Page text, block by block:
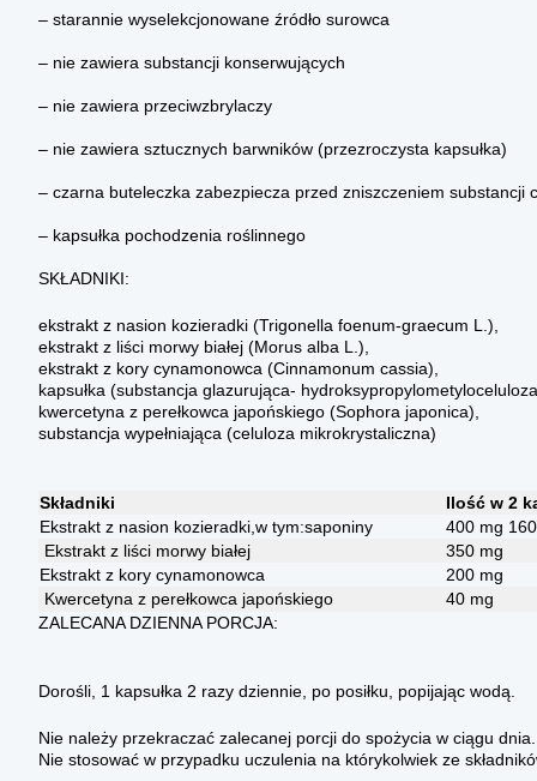
– starannie wyselekcjonowane źródło surowca
– nie zawiera substancji konserwujących
– nie zawiera przeciwzbrylaczy
– nie zawiera sztucznych barwników (przezroczysta kapsułka)
– czarna buteleczka zabezpiecza przed zniszczeniem substancji
– kapsułka pochodzenia roślinnego
SKŁADNIKI:
ekstrakt z nasion kozieradki (Trigonella foenum-graecum L.),
ekstrakt z liści morwy białej (Morus alba L.),
ekstrakt z kory cynamonowca (Cinnamonum cassia),
kapsułka (substancja glazurująca-
kwercetyna z perełkowca japońskiego (Sophora japonica),
substancja wypełniająca (celuloza mikrokrystaliczna)
Składniki
Ilość w 2
Ekstrakt z nasion kozieradki,w tym:saponiny
400 mg
Ekstrakt z liści morwy białej
350 mg
Ekstrakt z kory cynamonowca
200 mg
Kwercetyna z perełkowca japońskiego
40 mg
ZALECANA DZIENNA PORCJA:
Dorośli, 1 kapsułka 2 razy dziennie, po posiłku, popijając wodą.
Nie należy przekraczać zalecanej porcji do spożycia w ciągu dnia.
Nie stosować w przypadku uczulenia na którykolwiek ze